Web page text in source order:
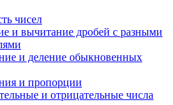
чисел
и вычитание дробей с разными
и деление обыкновенных
и пропорции
и отрицательные числа